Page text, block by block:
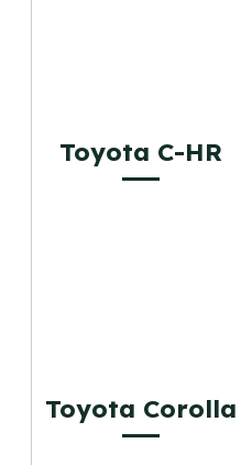
Toyota C-HR
Toyota Corolla